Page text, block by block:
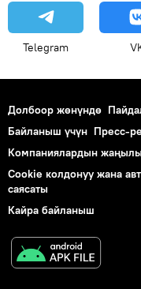
Telegram
Долбоор жөнүндө
Байланыш үчүн Пресс-
Компаниялардын
Cookie колдонуу жана
саясаты
Кайра байланыш